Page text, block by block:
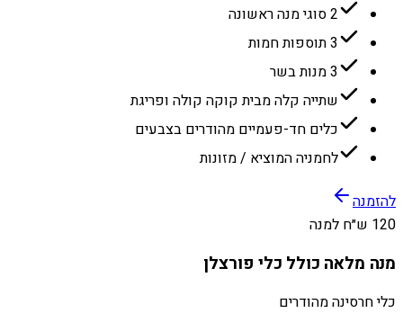
2 סוגי מנה ראשונה
3 תוספות חמות
3 מנות בשר
שתייה קלה מבית קוקה קולה ופריגת
כלים חד-פעמיים מהודרים בצבעים
לחמניה המוציא / מזונות
להזמנה
120 ש״ח למנה
מנה מלאה כולל כלי פורצלן
כלי חרסינה מהודרים